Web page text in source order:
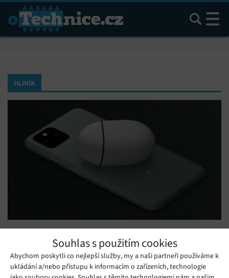
Souhlas s použitím cookies
Abychom poskytli co nejlepší služby, my a naši partneři používáme k
ukládání a/nebo přístupu k informacím o zařízeních, technologie
Hledat
HLINÍK
Pixel 5 podporuje bezdrátové nabíjení
Pondělí 02. 11. 2020 Samuel
Ačkoli jsme vás nedávno informovali o tom, že nejnovější